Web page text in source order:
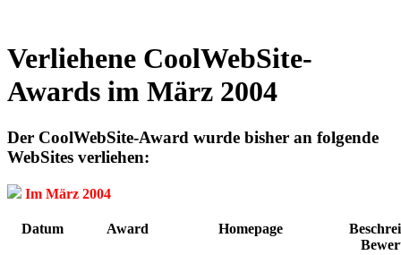
Verliehene CoolWebSite-
Awards im März 2004
Der CoolWebSite-Award wurde bisher an folgende
WebSites verliehen:
Im März 2004
Datum Award Homepage